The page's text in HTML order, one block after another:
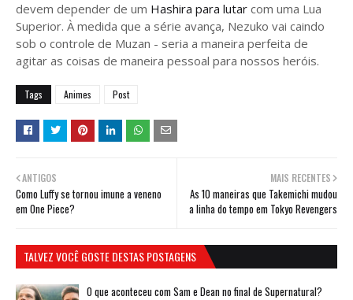
devem depender de um Hashira para lutar com uma Lua
Superior. À medida que a série avança, Nezuko vai caindo
sob o controle de Muzan - seria a maneira perfeita de
agitar as coisas de maneira pessoal para nossos heróis.
Tags Animes Post
MAIS RECENTES
As 10 maneiras que Takemichi mudou
a linha do tempo em Tokyo Revengers
ANTIGOS
Como Luffy se tornou imune a veneno
em One Piece?
TALVEZ VOCÊ GOSTE DESTAS POSTAGENS
O que aconteceu com Sam e Dean no final de Supernatural?